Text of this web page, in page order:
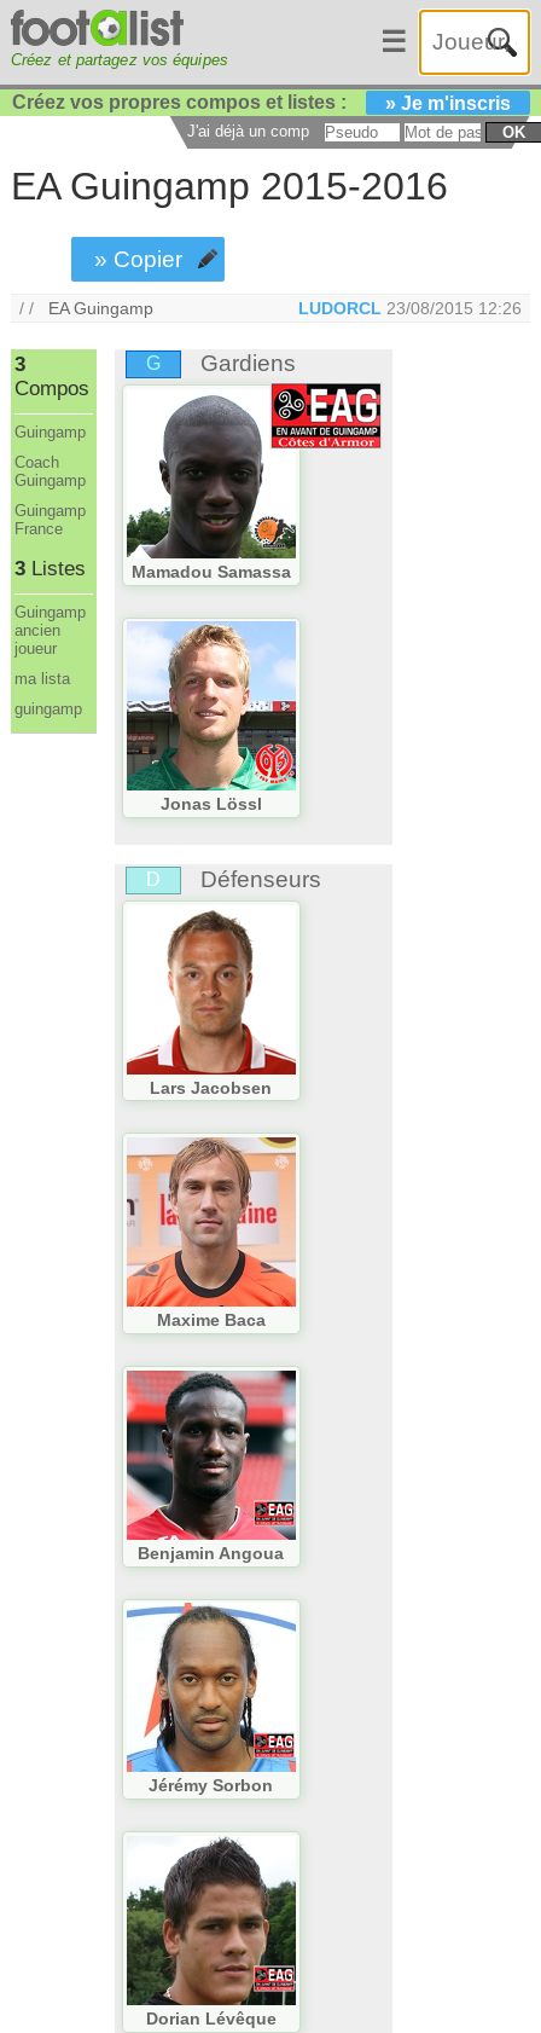
Créez et partagez vos équipes
☰
Créez vos propres compos et listes : » Je m'inscris
J'ai déjà un compte : OK
EA Guingamp 2015-2016
» Copier
/ / EA Guingamp LUDORCL 23/08/2015 12:26
3
Compos
Guingamp
Coach
Guingamp
Guingamp
France
3Listes
Guingamp
ancien
joueur
ma lista
guingamp
G Gardiens
Mamadou Samassa
Jonas Lössl
D Défenseurs
Lars Jacobsen
Maxime Baca
Benjamin Angoua
Jérémy Sorbon
Dorian Lévêque